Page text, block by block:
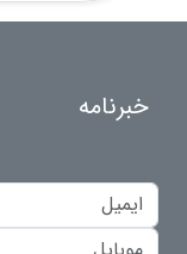
خبرنامه